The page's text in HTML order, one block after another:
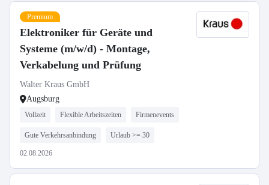
Premium
Elektroniker für Geräte und
Systeme (m/w/d) - Montage,
Verkabelung und Prüfung
Walter Kraus GmbH
Augsburg
Vollzeit Flexible Arbeitszeiten Firmenevents
Gute Verkehrsanbindung Urlaub >= 30
02.08.2026